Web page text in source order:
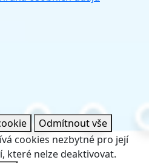
Odmítnout vše
cookies nezbytné pro její
které nelze deaktivovat.